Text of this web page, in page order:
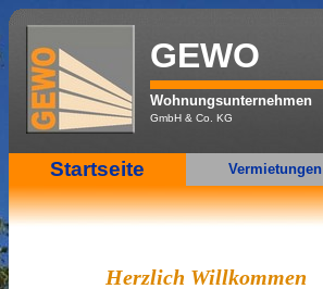
GEWO
Wohnungsunternehmen
GmbH & Co. KG
Startseite Vermietungen
Herzlich Willkommen